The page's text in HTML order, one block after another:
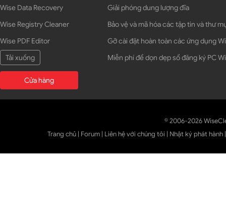
Wise Data Recovery
Wise Registry Cleaner
Wise PDF Editor
Tải xuống
Cửa hàng
Giải phóng dung lượng đĩa
Bảo vệ và mã hóa các tập tin và thư
Gỡ cài đặt hoàn toàn các ứng dụng
Miễn phí để dọn dẹp sổ đăng ký PC
© 2006-2026
Trang chủ | Forum | Liên hệ với chúng tôi | Nhật ký phát hành